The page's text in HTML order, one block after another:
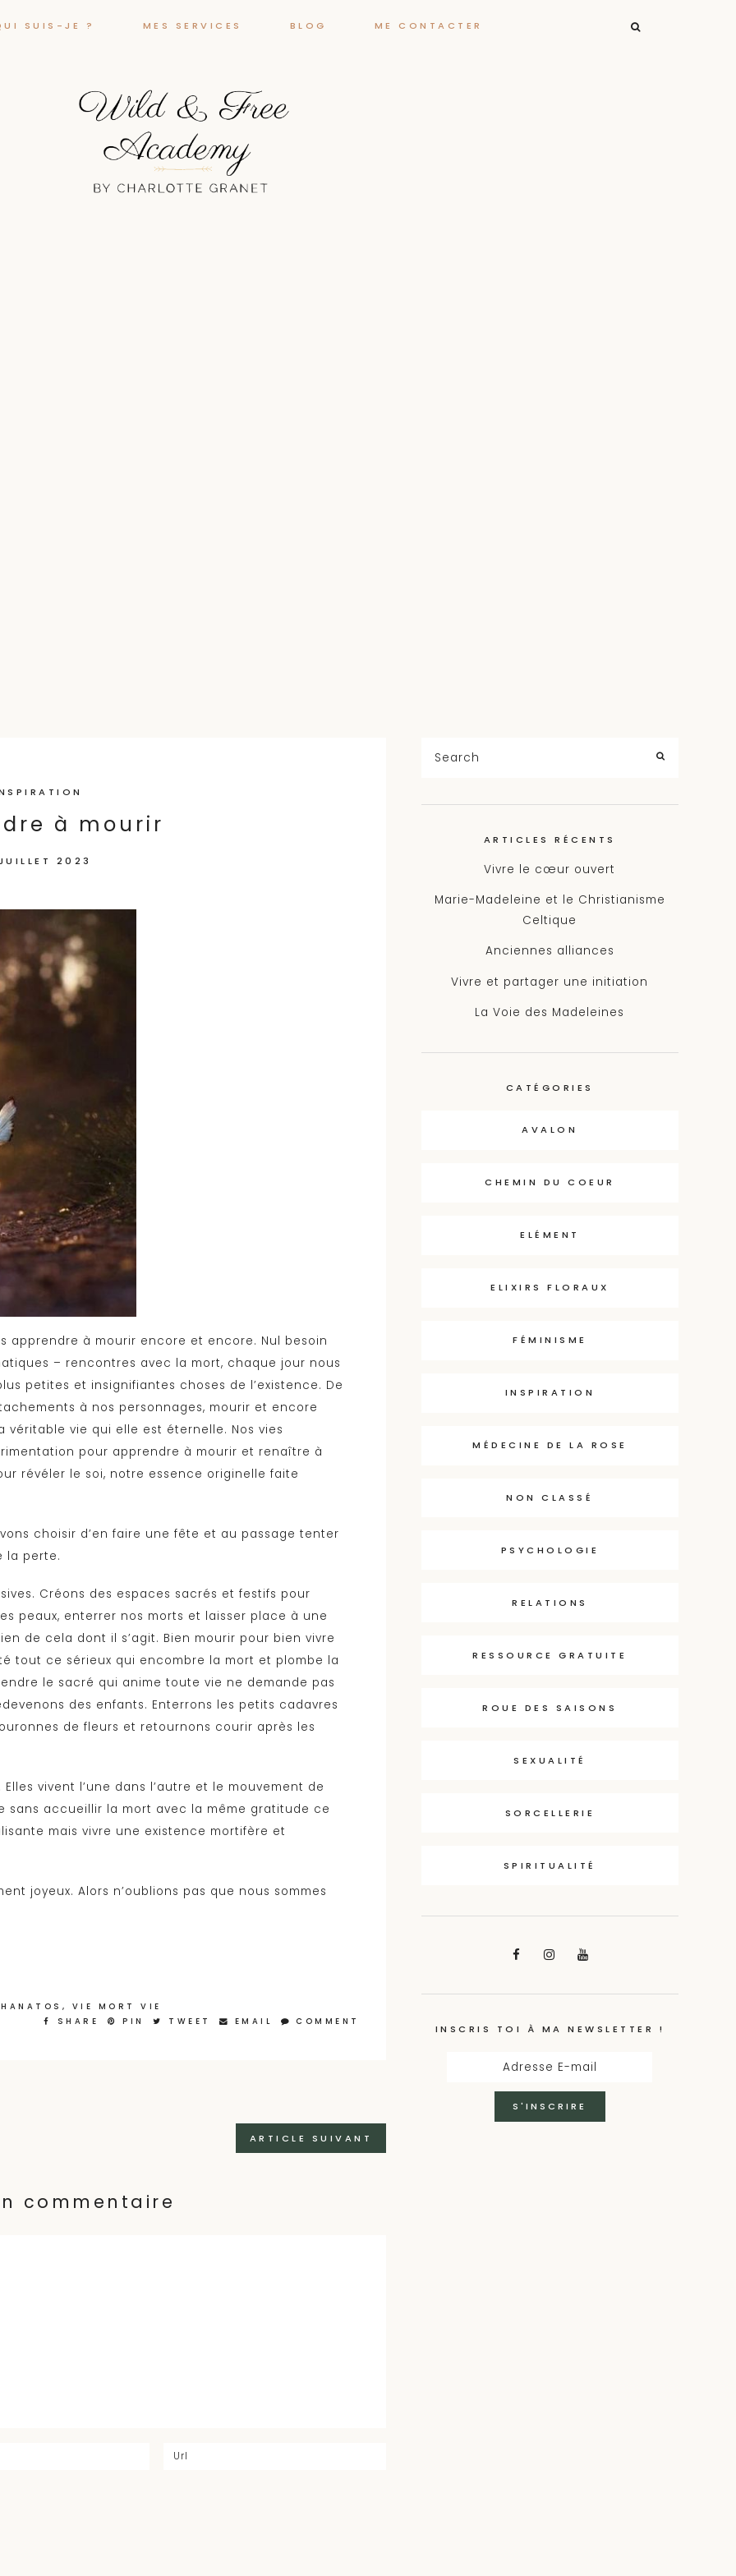
SUIS-JE ? MES SERVICES BLOG ME CONTACTER
à mourir
2023
apprendre à mourir encore et encore. Nul besoin
– rencontres avec la mort, chaque jour nous
petites et insignifiantes choses de l’existence. De
à nos personnages, mourir et encore
véritable vie qui elle est éternelle. Nos vies
pour apprendre à mourir et renaître à
révéler le soi, notre essence originelle faite
choisir d’en faire une fête et au passage tenter
la perte.
Créons des espaces sacrés et festifs pour
peaux, enterrer nos morts et laisser place à une
de cela dont il s’agit. Bien mourir pour bien vivre
tout ce sérieux qui encombre la mort et plombe la
le sacré qui anime toute vie ne demande pas
des enfants. Enterrons les petits cadavres
de fleurs et retournons courir après les
vivent l’une dans l’autre et le mouvement de
sans accueillir la mort avec la même gratitude ce
mais vivre une existence mortifère et
joyeux. Alors n’oublions pas que nous sommes
, VIE MORT VIE
SHARE
PIN TWEET EMAIL COMMENT
ARTICLE SUIVANT
commentaire
Search
ARTICLES RÉCENTS
Vivre le cœur ouvert
Marie-Madeleine et le Christianisme
Celtique
Anciennes alliances
Vivre et partager une initiation
La Voie des Madeleines
CATÉGORIES
AVALON
CHEMIN DU COEUR
ELÉMENT
ELIXIRS FLORAUX
FÉMINISME
INSPIRATION
MÉDECINE DE LA ROSE
NON CLASSÉ
PSYCHOLOGIE
RELATIONS
RESSOURCE GRATUITE
ROUE DES SAISONS
SEXUALITÉ
SORCELLERIE
SPIRITUALITÉ
INSCRIS TOI À MA NEWSLETTER !